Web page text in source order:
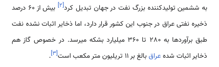
به ششمین تولیدکننده بزرگ نفت در جهان تبدیل کرد[۲]
بیش از 60 درصد
ذخیره نفتی عراق در جنوب این کشور قرار دارد، اما ذخایر اثبات نشده نفت
طبق برآوردها به 280 تا 360 میلیارد بشکه می­رسد. در خصوص گاز هم
ذخایر اثبات شدهعراقبالغ بر 11 تریلیون متر مکعب است [۳]
.